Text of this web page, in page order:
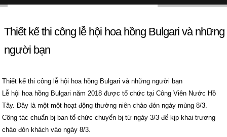
Thiết kế thi công lễ hội hoa hồng Bulgari và những
người bạn
Thiết kế thi công lễ hội hoa hồng Bulgari và những người bạn
Lễ hội hoa hồng Bulgari năm 2018 được tổ chức tại Công Viên Nước Hồ
Tây. Đây là một một hoạt động thường niên chào đón ngày mùng 8/3.
Công tác chuẩn bị ban tổ chức chuyển bị từ ngày 3/3 để kịp khai trương
chào đón khách vào ngày 8/3.